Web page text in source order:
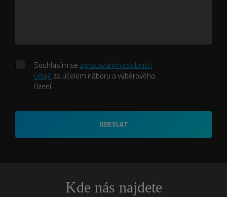
Souhlasím
zpracováním
náboru
Souhlasím se zpracováním osobních
údajů za účelem náboru a výběrového
řízení
ODESLAT
Kde nás najdete